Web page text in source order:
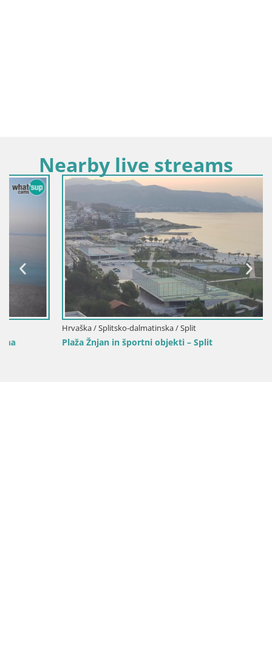
Nearby live streams
Hrvaška / Splitsko-dalmatinska / Split
Plaža Žnjan in športni objekti – Split